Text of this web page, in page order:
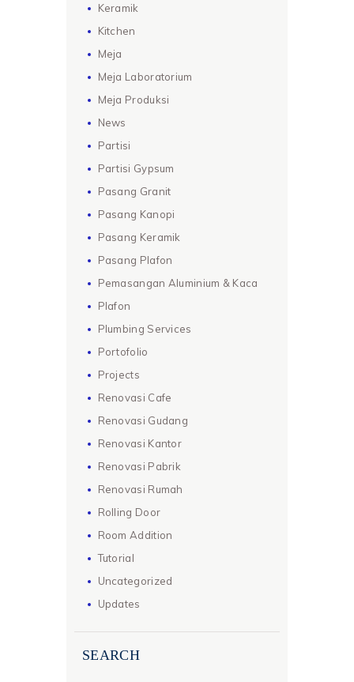
Keramik
Kitchen
Meja
Meja Laboratorium
Meja Produksi
News
Partisi
Partisi Gypsum
Pasang Granit
Pasang Kanopi
Pasang Keramik
Pasang Plafon
Pemasangan Aluminium & Kaca
Plafon
Plumbing Services
Portofolio
Projects
Renovasi Cafe
Renovasi Gudang
Renovasi Kantor
Renovasi Pabrik
Renovasi Rumah
Rolling Door
Room Addition
Tutorial
Uncategorized
Updates
SEARCH